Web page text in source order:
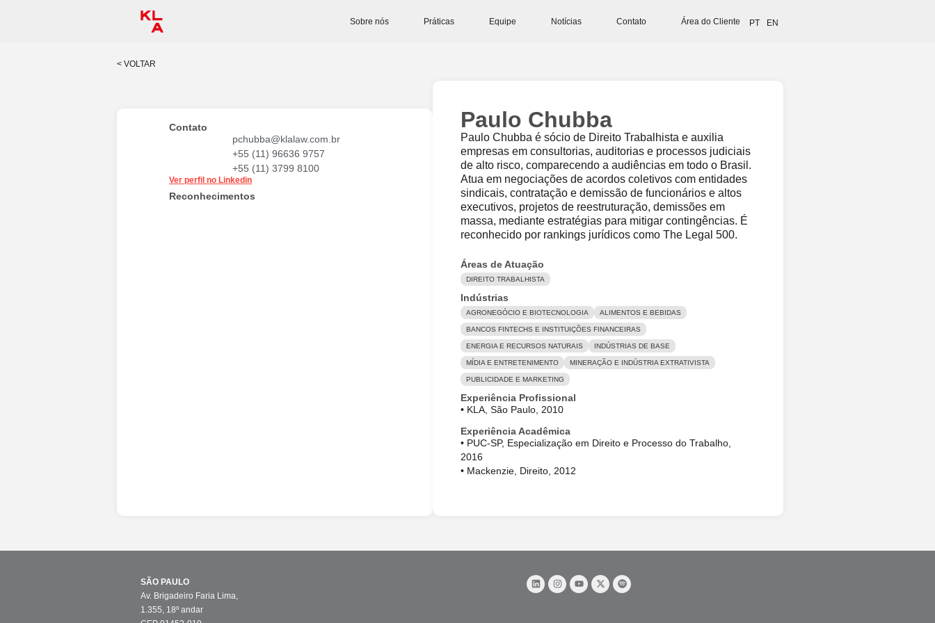
Sobre nós Práticas Equipe Notícias Contato Área do Cliente PT EN
< VOLTAR
Contato
pchubba@klalaw.com.br
+55 (11) 96636 9757
+55 (11) 3799 8100
Ver perfil no Linkedin
Reconhecimentos
Paulo Chubba
Paulo Chubba é sócio de Direito Trabalhista e auxilia
empresas em consultorias, auditorias e processos judiciais
de alto risco, comparecendo a audiências em todo o Brasil.
Atua em negociações de acordos coletivos com entidades
sindicais, contratação e demissão de funcionários e altos
executivos, projetos de reestruturação, demissões em
massa, mediante estratégias para mitigar contingências. É
reconhecido por rankings jurídicos como The Legal 500.
Áreas de Atuação
DIREITO TRABALHISTA
Indústrias
AGRONEGÓCIO E BIOTECNOLOGIA ALIMENTOS E BEBIDAS
BANCOS FINTECHS E INSTITUIÇÕES FINANCEIRAS
ENERGIA E RECURSOS NATURAIS INDÚSTRIAS DE BASE
MÍDIA E ENTRETENIMENTO MINERAÇÃO E INDÚSTRIA EXTRATIVISTA
PUBLICIDADE E MARKETING
Experiência Profissional
• KLA, São Paulo, 2010
Experiência Acadêmica
• PUC-SP, Especialização em Direito e Processo do Trabalho,
2016
• Mackenzie, Direito, 2012
SÃO PAULO
Av. Brigadeiro Faria Lima,
1.355, 18º andar